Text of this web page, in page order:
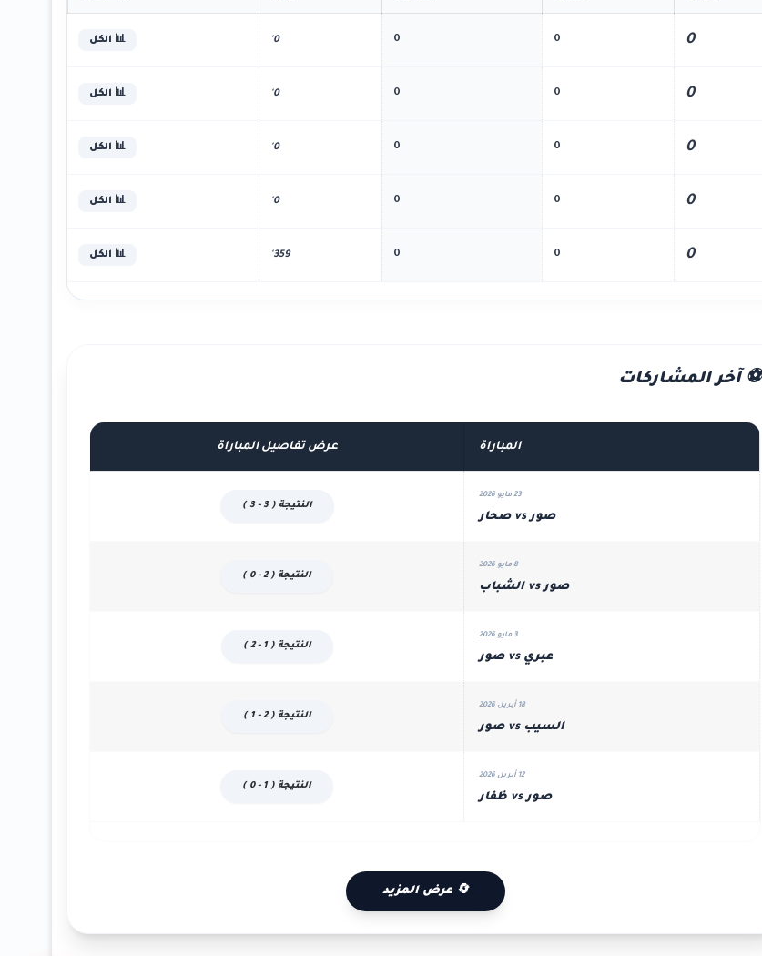
0
0
0
0' 📊 الكل
0
0
0
0' 📊 الكل
0
0
0
0' 📊 الكل
0
0
0
0' 📊 الكل
0
0
0
359' 📊 الكل
⚽ آخر المشاركات
المباراة عرض تفاصيل المباراة
23 مايو 2026
صور vs صحار
النتيجة ( 3 - 3 )
8 مايو 2026
صور vs الشباب
النتيجة ( 2 - 0 )
3 مايو 2026
عبري vs صور
النتيجة ( 1 - 2 )
18 أبريل 2026
السيب vs صور
النتيجة ( 2 - 1 )
12 أبريل 2026
صور vs ظفار
النتيجة ( 1 - 0 )
🔄 عرض المزيد